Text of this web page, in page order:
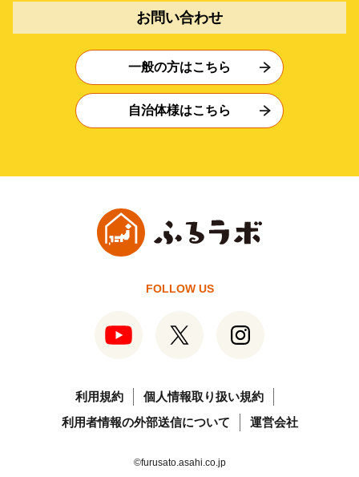
お問い合わせ
一般の方はこちら
自治体様はこちら
FOLLOW US
利用規約
個人情報取り扱い規約
利用者情報の外部送信について
運営会社
©furusato.asahi.co.jp